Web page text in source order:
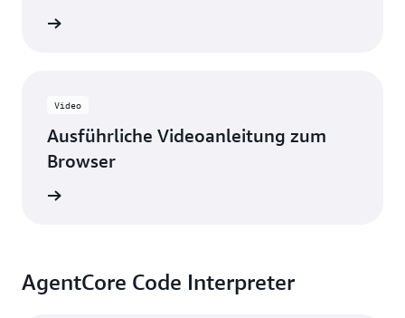
Video
Ausführliche Videoanleitung zum
Browser
AgentCore Code Interpreter